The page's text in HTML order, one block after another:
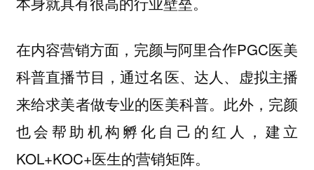
在内容营销方面，完颜与阿里合作PGC医美
科普直播节目，通过名医、达人、虚拟主播
来给求美者做专业的医美科普。此外，完颜
也会帮助机构孵化自己的红人，建立
KOL+KOC+医生的营销矩阵。